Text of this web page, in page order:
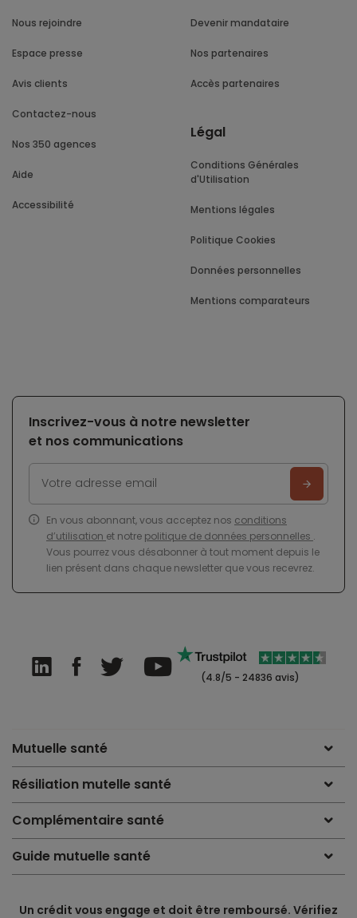
Nous rejoindre
Espace presse
Avis clients
Contactez-nous
Nos 350 agences
Aide
Accessibilité
Devenir mandataire
Nos partenaires
Accès partenaires
Légal
Conditions Générales
d'Utilisation
Mentions légales
Politique Cookies
Données personnelles
Mentions comparateurs
Inscrivez-vous à notre newsletter
et nos communications
En vous abonnant, vous acceptez nos conditions
d’utilisation et notre politique de données personnelles .
Vous pourrez vous désabonner à tout moment depuis le
lien présent dans chaque newsletter que vous recevrez.
(4.8/5 - 24836 avis)
Mutuelle santé
Résiliation mutelle santé
Complémentaire santé
Guide mutuelle santé
Un crédit vous engage et doit être remboursé. Vérifiez